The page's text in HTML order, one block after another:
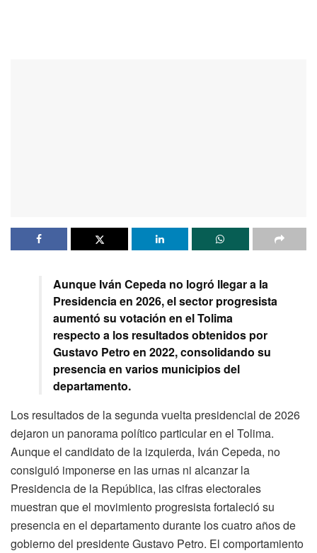
Aunque Iván Cepeda no logró llegar a la
Presidencia en 2026, el sector progresista
aumentó su votación en el Tolima
respecto a los resultados obtenidos por
Gustavo Petro en 2022, consolidando su
presencia en varios municipios del
departamento.
Los resultados de la segunda vuelta presidencial de 2026
dejaron un panorama político particular en el Tolima.
Aunque el candidato de la izquierda, Iván Cepeda, no
consiguió imponerse en las urnas ni alcanzar la
Presidencia de la República, las cifras electorales
muestran que el movimiento progresista fortaleció su
presencia en el departamento durante los cuatro años de
gobierno del presidenteGustavo Petro. El comportamiento